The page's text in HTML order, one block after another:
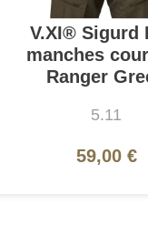
V.XI® Sigurd
manches
Ranger
5.11
59,00 €